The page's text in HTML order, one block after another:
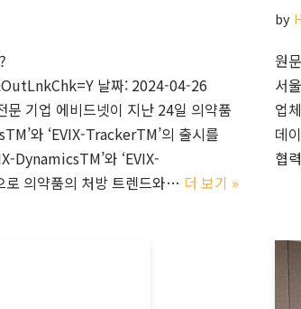
날짜: 2024-04-26
문 기업 에비드넷이 지난 24일 의약품
와 ‘EVIX-TrackerTM’의 출시를
DynamicsTM’와 ‘EVIX-
로 의약품의 처방 트렌드와… 더 보기 »
by
원
서
업
데
협